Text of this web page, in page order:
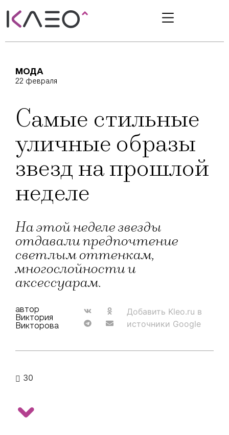
МОДА
22 февраля
Самые стильные
уличные образы
звезд на прошлой
неделе
На этой неделе звезды
отдавали предпочтение
светлым оттенкам,
многослойности и
аксессуарам.
автор
Виктория
Викторова
Добавить Kleo.ru в
источники Google
30